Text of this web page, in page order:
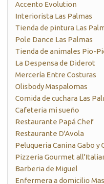
Accento Evolution
Interiorista Las Palmas
Tienda de pintura Las
Pole Dance Las Palmas
Tienda de animales Pio-
La Despensa de Diderot
Mercería Entre Costuras
Olisbody Maspalomas
Comida de cuchara Las
Cafeteria mi sueño
Restaurante Papá Chef
Restaurante D'Avola
Peluqueria Canina Gabo y
Pizzeria Gourmet
Barberia de Miguel
Enfermera a domicilio